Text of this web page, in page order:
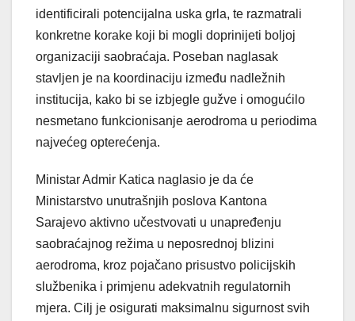
identificirali potencijalna uska grla, te razmatrali
konkretne korake koji bi mogli doprinijeti boljoj
organizaciji saobraćaja. Poseban naglasak
stavljen je na koordinaciju između nadležnih
institucija, kako bi se izbjegle gužve i omogućilo
nesmetano funkcionisanje aerodroma u periodima
najvećeg opterećenja.
Ministar Admir Katica naglasio je da će
Ministarstvo unutrašnjih poslova Kantona
Sarajevo aktivno učestvovati u unapređenju
saobraćajnog režima u neposrednoj blizini
aerodroma, kroz pojačano prisustvo policijskih
službenika i primjenu adekvatnih regulatornih
mjera. Cilj je osigurati maksimalnu sigurnost svih